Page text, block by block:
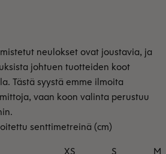
neulokset ovat joustavia, ja
johtuen tuotteiden koot
Tästä syystä emme ilmoita
vaan koon valinta perustuu
senttimetreinä (cm)
XS S M